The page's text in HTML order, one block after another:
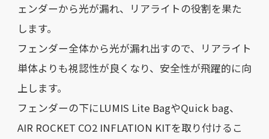
ェンダーから光が漏れ、リアライトの役割を果た
します。
フェンダー全体から光が漏れ出すので、リアライト
単体よりも視認性が良くなり、安全性が飛躍的に向
上します。
フェンダーの下にLUMIS Lite BagやQuick bag、
AIR ROCKET CO2 INFLATION KITを取り付けるこ